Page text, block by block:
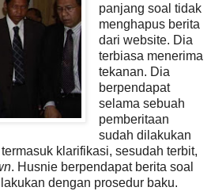
panjang soal tidak
menghapus berita
dari website. Dia
terbiasa menerima
tekanan. Dia
berpendapat
selama sebuah
pemberitaan
sudah dilakukan
klarifikasi, sesudah terbit,
. Husnie berpendapat berita soal
dengan prosedur baku.